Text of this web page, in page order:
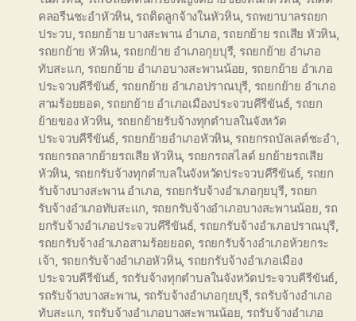
คลอรีนชะอำหัวหิน, รถติดลูกจ้างในหัวหิน, รถพยาบาลรถยก
ประวบ รถยกย้าย บางสะพาน อำเภอ รถยกย้าย รถเสีย หัวหิน,
รถยกย้าย หัวหิน, รถยกย้าย อำเภอกุยบุรี, รถยกย้าย อำเภอ
ทับสะแก รถยกย้าย อำเภอบางสะพานน้อย รถยกย้าย อำเภอ
ประจวบคีรีขันธ์ รถยกย้าย อำเภอปราณบุรี รถยกย้าย อำเภอ
สามร้อยยอด รถยกย้าย อำเภอเมืองประจวบคีรีขันธ์, รถยก
ย้ายของ หัวหิน รถยกย้ายรับจ้างทุกตำบลในจังหวัด
ประจวบคีรีขันธ์ รถยกย้ายอำเภอหัวหิน, รถยกรถบัลเลต์ชะอำ
รถยกรถลากย้ายรถเสีย หัวหิน, รถยกรถสไลด์ ยกย้ายรถเสีย
หัวหิน รถยกรับจ้างทุกตำบลในจังหวัดประจวบคีรีขันธ์, รถยก
รับจ้างบางสะพาน อำเภอ รถยกรับจ้างอำเภอกุยบุรี, รถยก
รับจ้างอำเภอทับสะแก รถยกรับจ้างอำเภอบางสะพานน้อย รถ
ยกรับจ้างอำเภอประจวบคีรีขันธ์, รถยกรับจ้างอำเภอปราณบุรี
รถยกรับจ้างอำเภอสามร้อยยอด รถยกรับจ้างอำเภอห้วยกระ
เจ้า รถยกรับจ้างอำเภอหัวหิน, รถยกรับจ้างอำเภอเมือง
ประจวบคีรีขันธ์ รถรับจ้างทุกตำบลในจังหวัดประจวบคีรีขันธ์
รถรับจ้างบางสะพาน รถรับจ้างอำเภอกุยบุรี, รถรับจ้างอำเภอ
ทับสะแก รถรับจ้างอำเภอบางสะพานน้อย รถรับจ้างอำเภอ